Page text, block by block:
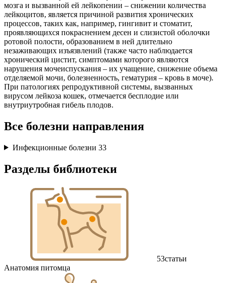
мозга и вызванной ей лейкопении – снижении количества
лейкоцитов, является причиной развития хронических
процессов, таких как, например, гингивит и стоматит,
проявляющихся покраснением десен и слизистой оболочки
ротовой полости, образованием в ней длительно
незаживающих изъязвлений (также часто наблюдается
хронический цистит, симптомами которого являются
нарушения мочеиспускания – их учащение, снижение объема
отделяемой мочи, болезненность, гематурия – кровь в моче).
При патологиях репродуктивной системы, вызванных
вирусом лейкоза кошек, отмечается бесплодие или
внутриутробная гибель плодов.
Все болезни направления
Инфекционные болезни 33
Разделы библиотеки
53статьи
Анатомия питомца